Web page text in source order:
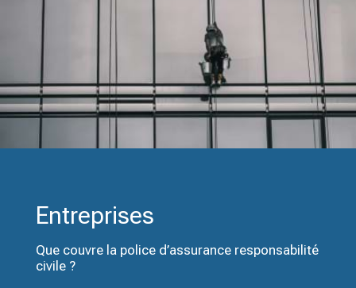
Entreprises
Que couvre la police d’assurance responsabilité
civile ?